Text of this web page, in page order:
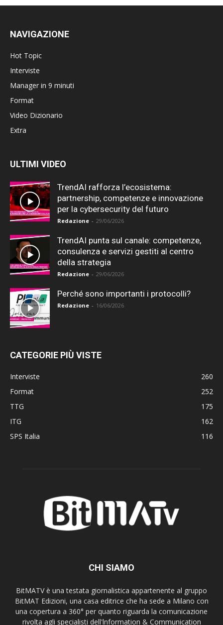
NAVIGAZIONE
Hot Topic
Interviste
Manager in 9 minuti
Format
Video Dizionario
Extra
ULTIMI VIDEO
TrendAI rafforza l’ecosistema:
partnership, competenze e innovazione
per la cybersecurity del futuro
Redazione - 29/06/2026
TrendAI punta sul canale: competenze,
consulenza e servizi gestiti al centro
della strategia
Redazione - 29/06/2026
Perché sono importanti i protocolli?
Redazione - 16/06/2026
CATEGORIE PIÙ VISTE
Interviste
260
Format
252
TTG
175
ITG
162
SPS Italia
116
CHI SIAMO
BitMATV è una testata giornalistica appartenente al gruppo
BitMAT Edizioni, una casa editrice che ha sede a Milano con
una copertura a 360° per quanto riguarda la comunicazione
rivolta agli specialisti dell'lnformation & Communication